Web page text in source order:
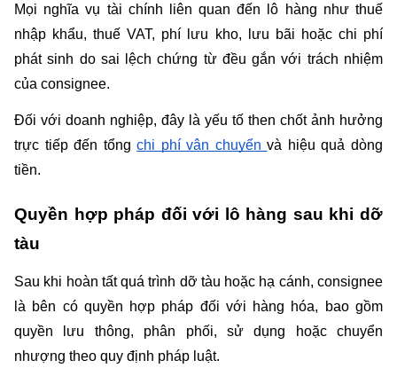
Mọi nghĩa vụ tài chính liên quan đến lô hàng như thuế
nhập khẩu, thuế VAT, phí lưu kho, lưu bãi hoặc chi phí
phát sinh do sai lệch chứng từ đều gắn với trách nhiệm
của consignee.
Đối với doanh nghiệp, đây là yếu tố then chốt ảnh hưởng
trực tiếp đến tổng chi phí vận chuyển và hiệu quả dòng
tiền.
Quyền hợp pháp đối với lô hàng sau khi dỡ
tàu
Sau khi hoàn tất quá trình dỡ tàu hoặc hạ cánh, consignee
là bên có quyền hợp pháp đối với hàng hóa, bao gồm
quyền lưu thông, phân phối, sử dụng hoặc chuyển
nhượng theo quy định pháp luật.